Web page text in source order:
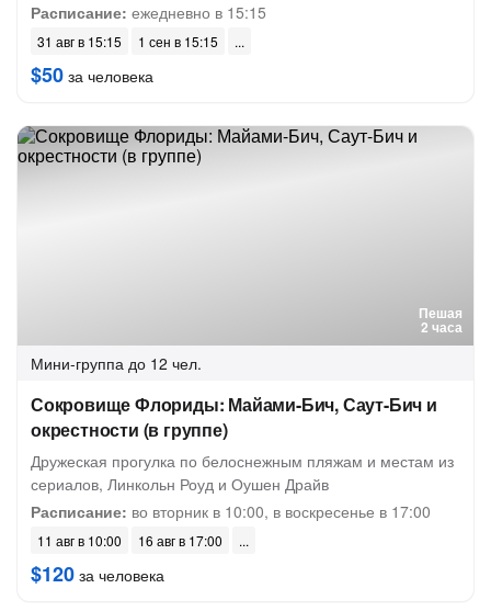
Расписание: ежедневно в 15:15
31 авг в 15:15 1 сен в 15:15
$50 за человека
Пешая
2 часа
Мини-группа до 12 чел.
Сокровище Флориды: Майами-Бич, Саут-Бич и
окрестности (в группе)
Дружеская прогулка по белоснежным пляжам и местам из
сериалов, Линкольн Роуд и Оушен Драйв
Расписание: во вторник в 10:00, в воскресенье в 17:00
11 авг в 10:00 16 авг в 17:00
$120 за человека